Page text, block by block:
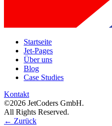
Startseite
Jet-Pages
Über uns
Blog
Case Studies
Kontakt
©2026 JetCoders GmbH.
All Rights Reserved.
← Zurück